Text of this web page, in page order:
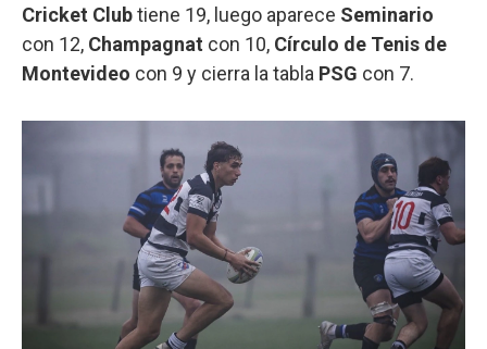
Cricket Clubtiene 19, luego aparece Seminario
con 12, Champagnat con 10, Círculo de Tenis de
Montevideo con 9 y cierra la tabla PSG con 7.